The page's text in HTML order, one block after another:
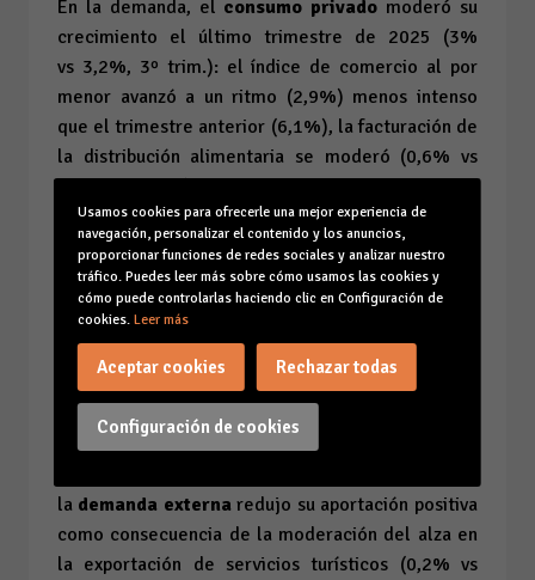
En la demanda, el consumo privado moderó su
crecimiento el último trimestre de 2025 (3%
vs 3,2%, 3º trim.): el índice de comercio al por
menor avanzó a un ritmo (2,9%) menos intenso
que el trimestre anterior (6,1%), la facturación de
la distribución alimentaria se moderó (0,6% vs
1,5% 3º trim.) y la producción de bienes de
consumo incluso retrocedió (-1,5% vs 3,2%, 3º
trim.). En la misma línea, el gasto de los no
residentes también perdió fuelle durante el
cuarto trimestre (0,2% vs 5,5%, 3º trim.)
En contraste, la inversión
volvió a erigirse en el
componente más dinámico fortaleciendo su ritmo
de avance los últimos tres meses del año (4,1%
vs
3,8%, 3ºtrim.) en coherencia con el buen
la demanda externaredujo su aportación positiva
como consecuencia de la moderación del alza en
la exportación de servicios turísticos (0,2% vs
Usamos cookies para ofrecerle una mejor experiencia de
navegación, personalizar el contenido y los anuncios,
proporcionar funciones de redes sociales y analizar nuestro
tráfico. Puedes leer más sobre cómo usamos las cookies y
cómo puede controlarlas haciendo clic en Configuración de
cookies. Leer más
Configuración de cookies
Aceptar cookies Rechazar todas